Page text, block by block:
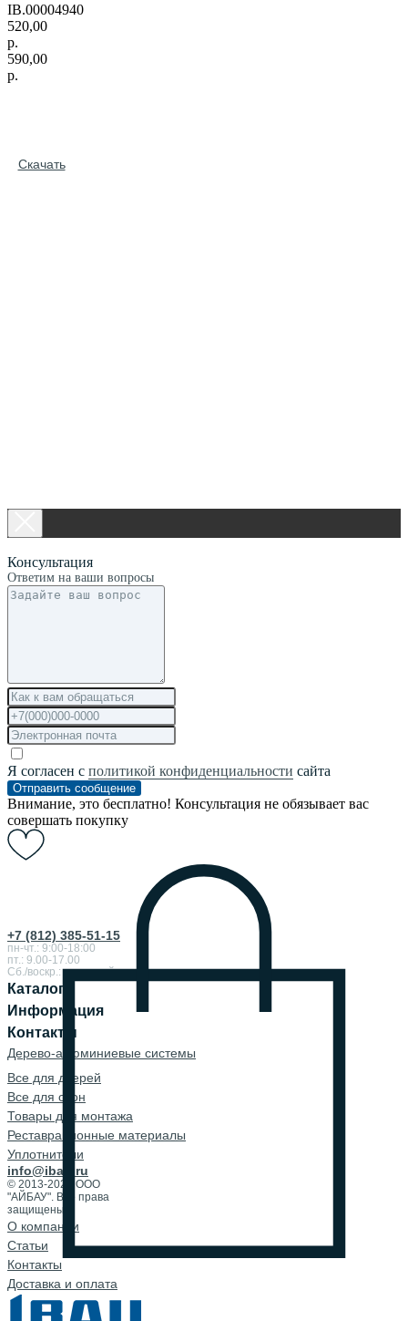
Скачать
IB.00004940
520,00
р.
590,00
р.
+7 (812) 385-51-15
пн-чт.: 9:00-18:00
пт.: 9.00-17.00
Сб./воскр.: выходной
Каталог
Информация
Контакты
Дерево-алюминиевые системы
Все для дверей
Все для окон
Товары для монтажа
Реставрационные материалы
Уплотнители
info@ibau.ru
© 2013-2026 ООО
"АЙБАУ". Все права
защищены.
О компании
Cтатьи
Контакты
Доставка и оплата
Консультация
Ответим на ваши вопросы
Я согласен с политикой конфиденциальности сайта
Отправить сообщение
Внимание, это бесплатно! Консультация не обязывает вас
совершать покупку